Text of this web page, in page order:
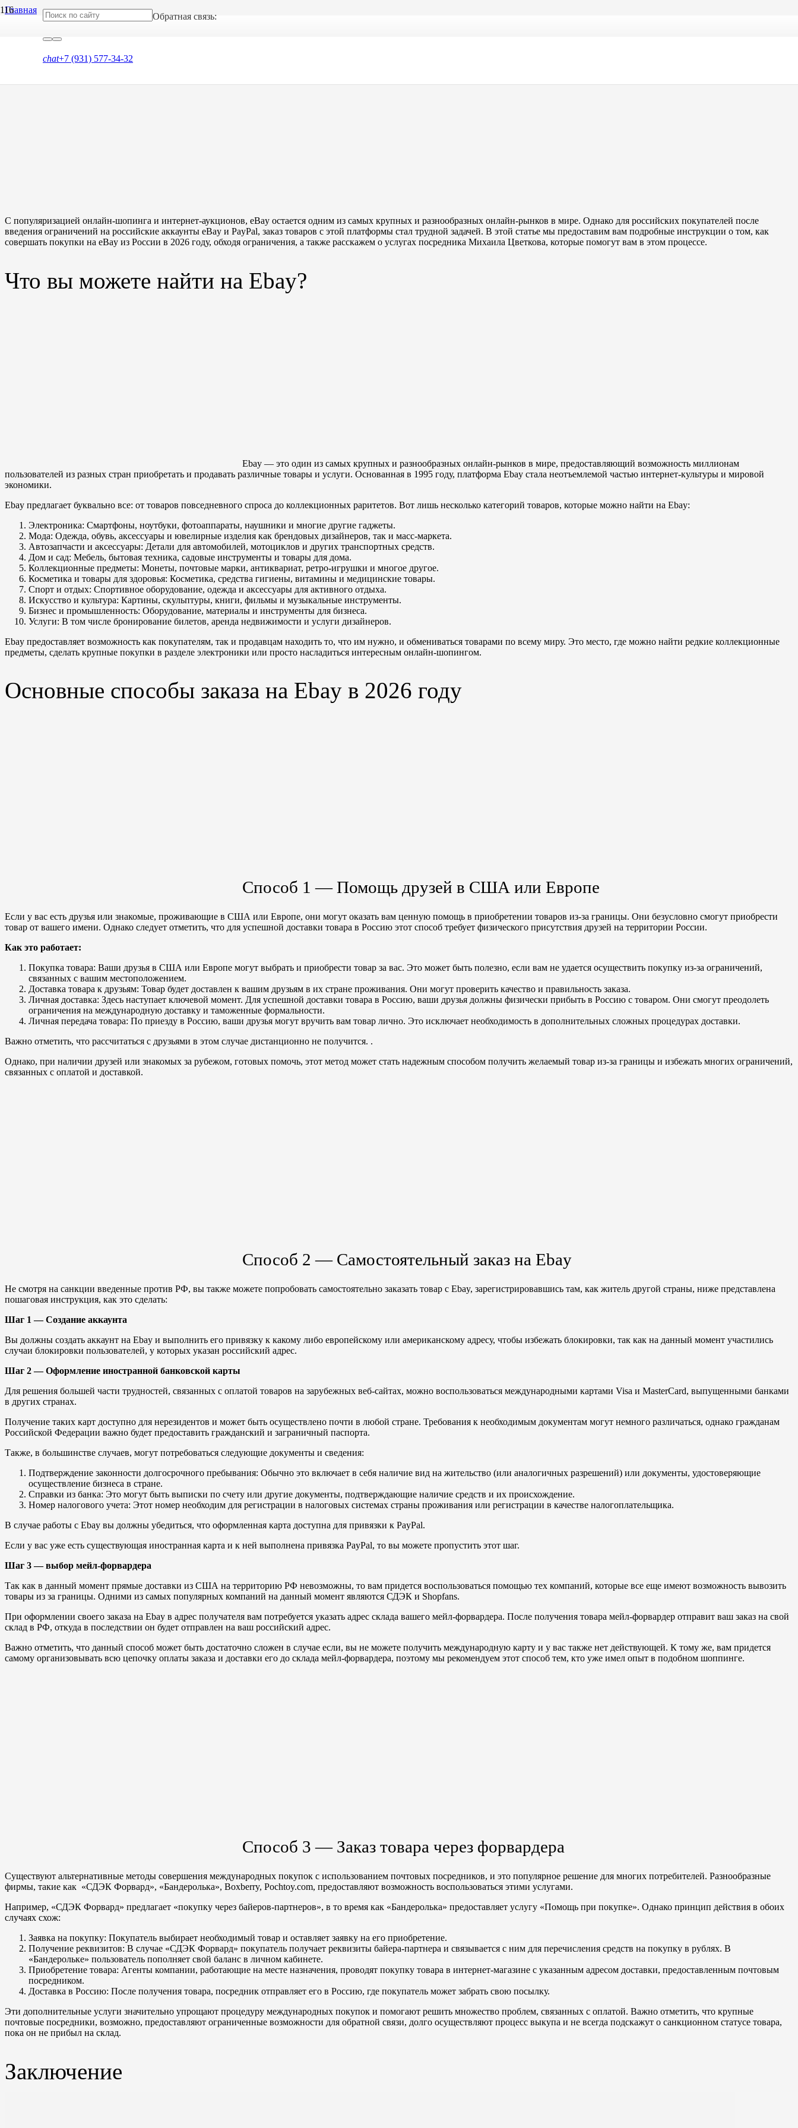
chat+7 (931) 577-34-32
Обратная связь:
Главная
Способы покупки на Ebay из России в 2026 году
С популяризацией онлайн-шопинга и интернет-аукционов, eBay остается одним из самых крупных и разнообразных онлайн-рынков в мире. Однако для российских покупателей после
введения ограничений на российские аккаунты eBay и PayPal, заказ товаров с этой платформы стал трудной задачей. В этой статье мы предоставим вам подробные инструкции о том, как
совершать покупки на eBay из России в 2026 году, обходя ограничения, а также расскажем о услугах посредника Михаила Цветкова, которые помогут вам в этом процессе.
Что вы можете найти на Ebay?
Ebay — это один из самых крупных и разнообразных онлайн-рынков в мире, предоставляющий возможность миллионам
пользователей из разных стран приобретать и продавать различные товары и услуги. Основанная в 1995 году, платформа Ebay стала неотъемлемой частью интернет-культуры и мировой
экономики.
Ebay предлагает буквально все: от товаров повседневного спроса до коллекционных раритетов. Вот лишь несколько категорий товаров, которые можно найти на Ebay:
Электроника: Смартфоны, ноутбуки, фотоаппараты, наушники и многие другие гаджеты.
Мода: Одежда, обувь, аксессуары и ювелирные изделия как брендовых дизайнеров, так и масс-маркета.
Автозапчасти и аксессуары: Детали для автомобилей, мотоциклов и других транспортных средств.
Дом и сад: Мебель, бытовая техника, садовые инструменты и товары для дома.
Коллекционные предметы: Монеты, почтовые марки, антиквариат, ретро-игрушки и многое другое.
Косметика и товары для здоровья: Косметика, средства гигиены, витамины и медицинские товары.
Спорт и отдых: Спортивное оборудование, одежда и аксессуары для активного отдыха.
Искусство и культура: Картины, скульптуры, книги, фильмы и музыкальные инструменты.
Бизнес и промышленность: Оборудование, материалы и инструменты для бизнеса.
Услуги: В том числе бронирование билетов, аренда недвижимости и услуги дизайнеров.
Ebay предоставляет возможность как покупателям, так и продавцам находить то, что им нужно, и обмениваться товарами по всему миру. Это место, где можно найти редкие коллекционные
предметы, сделать крупные покупки в разделе электроники или просто насладиться интересным онлайн-шопингом.
Основные способы заказа на Ebay в 2026 году
Способ 1 — Помощь друзей в США или Европе
Если у вас есть друзья или знакомые, проживающие в США или Европе, они могут оказать вам ценную помощь в приобретении товаров из-за границы. Они безусловно смогут приобрести
товар от вашего имени. Однако следует отметить, что для успешной доставки товара в Россию этот способ требует физического присутствия друзей на территории России.
Как это работает:
Покупка товара: Ваши друзья в США или Европе могут выбрать и приобрести товар за вас. Это может быть полезно, если вам не удается осуществить покупку из-за ограничений,
связанных с вашим местоположением.
Доставка товара к друзьям: Товар будет доставлен к вашим друзьям в их стране проживания. Они могут проверить качество и правильность заказа.
Личная доставка: Здесь наступает ключевой момент. Для успешной доставки товара в Россию, ваши друзья должны физически прибыть в Россию с товаром. Они смогут преодолеть
ограничения на международную доставку и таможенные формальности.
Личная передача товара: По приезду в Россию, ваши друзья могут вручить вам товар лично. Это исключает необходимость в дополнительных сложных процедурах доставки.
Важно отметить, что рассчитаться с друзьями в этом случае дистанционно не получится. .
Однако, при наличии друзей или знакомых за рубежом, готовых помочь, этот метод может стать надежным способом получить желаемый товар из-за границы и избежать многих ограничений,
связанных с оплатой и доставкой.
Способ 2 — Самостоятельный заказ на Ebay
Не смотря на санкции введенные против РФ, вы также можете попробовать самостоятельно заказать товар с Ebay, зарегистрировавшись там, как житель другой страны, ниже представлена
пошаговая инструкция, как это сделать:
Шаг 1 — Создание аккаунта
Вы должны создать аккаунт на Ebay и выполнить его привязку к какому либо европейскому или американскому адресу, чтобы избежать блокировки, так как на данный момент участились
случаи блокировки пользователей, у которых указан российский адрес.
Шаг 2 — Оформление иностранной банковской карты
Для решения большей части трудностей, связанных с оплатой товаров на зарубежных веб-сайтах, можно воспользоваться международными картами Visa и MasterCard, выпущенными банками
в других странах.
Получение таких карт доступно для нерезидентов и может быть осуществлено почти в любой стране. Требования к необходимым документам могут немного различаться, однако гражданам
Российской Федерации важно будет предоставить гражданский и заграничный паспорта.
Также, в большинстве случаев, могут потребоваться следующие документы и сведения:
Подтверждение законности долгосрочного пребывания: Обычно это включает в себя наличие вид на жительство (или аналогичных разрешений) или документы, удостоверяющие
осуществление бизнеса в стране.
Справки из банка: Это могут быть выписки по счету или другие документы, подтверждающие наличие средств и их происхождение.
Номер налогового учета: Этот номер необходим для регистрации в налоговых системах страны проживания или регистрации в качестве налогоплательщика.
В случае работы с Ebay вы должны убедиться, что оформленная карта доступна для привязки к PayPal.
Если у вас уже есть существующая иностранная карта и к ней выполнена привязка PayPal, то вы можете пропустить этот шаг.
Шаг 3 — выбор мейл-форвардера
Так как в данный момент прямые доставки из США на территорию РФ невозможны, то вам придется воспользоваться помощью тех компаний, которые все еще имеют возможность вывозить
товары из за границы. Одними из самых популярных компаний на данный момент являются СДЭК и Shopfans.
При оформлении своего заказа на Ebay в адрес получателя вам потребуется указать адрес склада вашего мейл-форвардера. После получения товара мейл-форвардер отправит ваш заказ на свой
склад в РФ, откуда в последствии он будет отправлен на ваш российский адрес.
Важно отметить, что данный способ может быть достаточно сложен в случае если, вы не можете получить международную карту и у вас также нет действующей. К тому же, вам придется
самому организовывать всю цепочку оплаты заказа и доставки его до склада мейл-форвардера, поэтому мы рекомендуем этот способ тем, кто уже имел опыт в подобном шоппинге.
Способ 3 — Заказ товара через форвардера
Существуют альтернативные методы совершения международных покупок с использованием почтовых посредников, и это популярное решение для многих потребителей. Разнообразные
фирмы, такие как «СДЭК Форвард», «Бандеролька», Boxberry, Pochtoy.com, предоставляют возможность воспользоваться этими услугами.
Например, «СДЭК Форвард» предлагает «покупку через байеров-партнеров», в то время как «Бандеролька» предоставляет услугу «Помощь при покупке». Однако принцип действия в обоих
случаях схож:
Заявка на покупку: Покупатель выбирает необходимый товар и оставляет заявку на его приобретение.
Получение реквизитов: В случае «СДЭК Форвард» покупатель получает реквизиты байера-партнера и связывается с ним для перечисления средств на покупку в рублях. В
«Бандерольке» пользователь пополняет свой баланс в личном кабинете.
Приобретение товара: Агенты компании, работающие на месте назначения, проводят покупку товара в интернет-магазине с указанным адресом доставки, предоставленным почтовым
посредником.
Доставка в Россию: После получения товара, посредник отправляет его в Россию, где покупатель может забрать свою посылку.
Эти дополнительные услуги значительно упрощают процедуру международных покупок и помогают решить множество проблем, связанных с оплатой. Важно отметить, что крупные
почтовые посредники, возможно, предоставляют ограниченные возможности для обратной связи, долго осуществляют процесс выкупа и не всегда подскажут о санкционном статусе товара,
пока он не прибыл на склад.
Заключение